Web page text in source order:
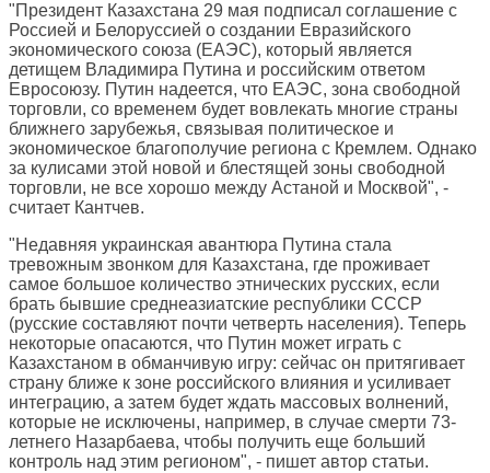
"Президент Казахстана 29 мая подписал соглашение с
Россией и Белоруссией о создании Евразийского
экономического союза (ЕАЭС), который является
детищем Владимира Путина и российским ответом
Евросоюзу. Путин надеется, что ЕАЭС, зона свободной
торговли, со временем будет вовлекать многие страны
ближнего зарубежья, связывая политическое и
экономическое благополучие региона с Кремлем. Однако
за кулисами этой новой и блестящей зоны свободной
торговли, не все хорошо между Астаной и Москвой", -
считает Кантчев.
"Недавняя украинская авантюра Путина стала
тревожным звонком для Казахстана, где проживает
самое большое количество этнических русских, если
брать бывшие среднеазиатские республики СССР
(русские составляют почти четверть населения). Теперь
некоторые опасаются, что Путин может играть с
Казахстаном в обманчивую игру: сейчас он притягивает
страну ближе к зоне российского влияния и усиливает
интеграцию, а затем будет ждать массовых волнений,
которые не исключены, например, в случае смерти 73-
летнего Назарбаева, чтобы получить еще больший
контроль над этим регионом", - пишет автор статьи.